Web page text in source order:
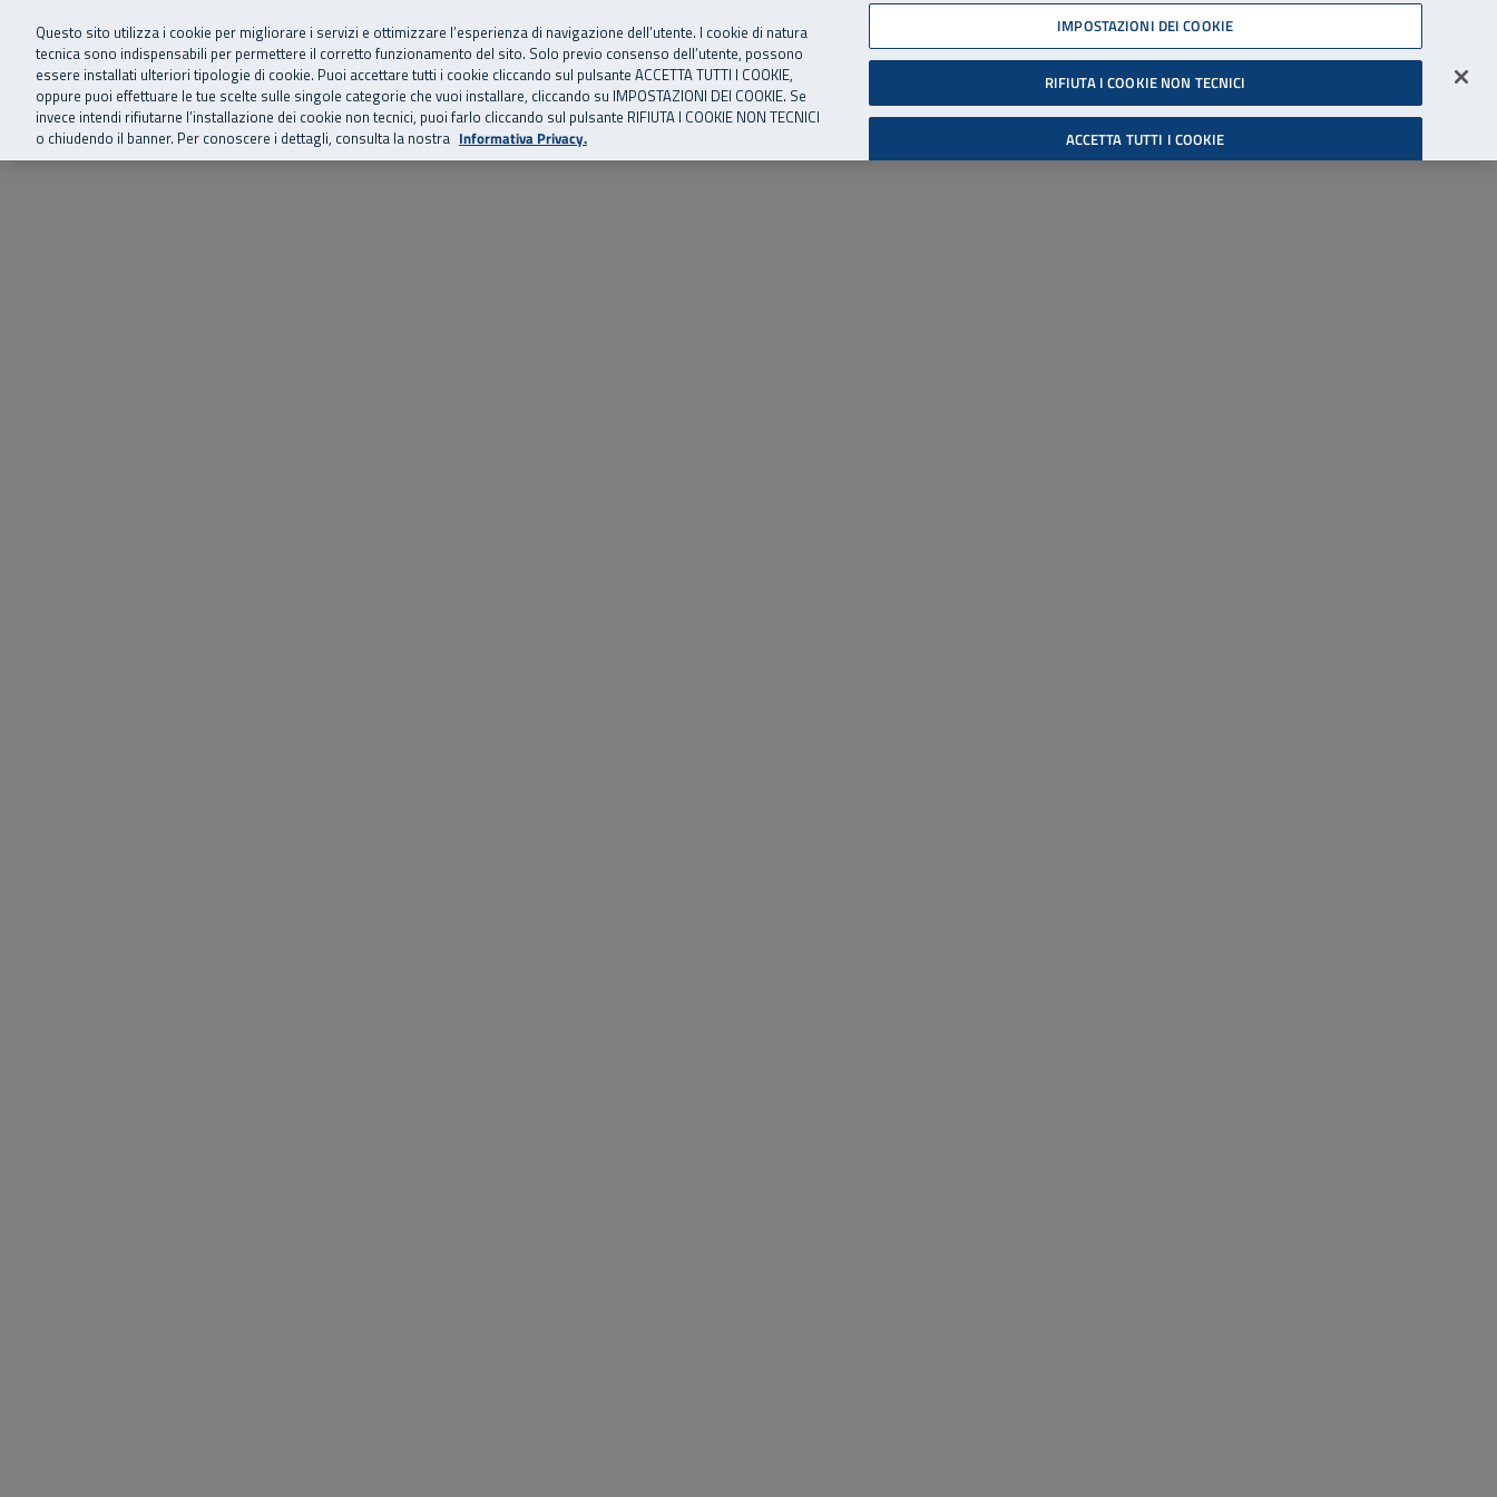
Vai al menu principale
Vai al contenuto principale
Vai al Footer 06 45539607
SuperAbile - il Contact Center Inail per il mondo della disabilità
Home Chi siamo Storie, news ed eventi Risorse utili Supporto Accessibilità
Cerca
Accedi all'area riservata
Questo sito utilizza i cookie per migliorare i servizi e ottimizzare l’esperienza di navigazione dell’utente. I cookie di natura
tecnica sono indispensabili per permettere il corretto funzionamento del sito. Solo previo consenso dell’utente, possono
essere installati ulteriori tipologie di cookie. Puoi accettare tutti i cookie cliccando sul pulsante ACCETTA TUTTI I COOKIE,
oppure puoi effettuare le tue scelte sulle singole categorie che vuoi installare, cliccando su IMPOSTAZIONI DEI COOKIE. Se
invece intendi rifiutarne l’installazione dei cookie non tecnici, puoi farlo cliccando sul pulsante RIFIUTA I COOKIE NON TECNICI
o chiudendo il banner. Per conoscere i dettagli, consulta la nostra Informativa Privacy.
IMPOSTAZIONI DEI COOKIE
RIFIUTA I COOKIE NON TECNICI
ACCETTA TUTTI I COOKIE